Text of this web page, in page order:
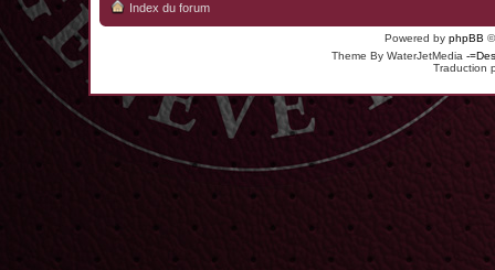
Index du forum
Powered by phpBB
Theme By WaterJetMedia -
Traduction